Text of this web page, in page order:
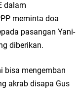
dan Pasar Ahad
Hewan
dalam
meminta doa
pasangan Yani-
diberikan.
bisa mengemban
akrab disapa Gus